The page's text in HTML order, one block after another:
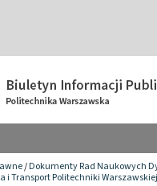
/Dokumenty Rad Naukowych
i Transport Politechniki Warszawskiej